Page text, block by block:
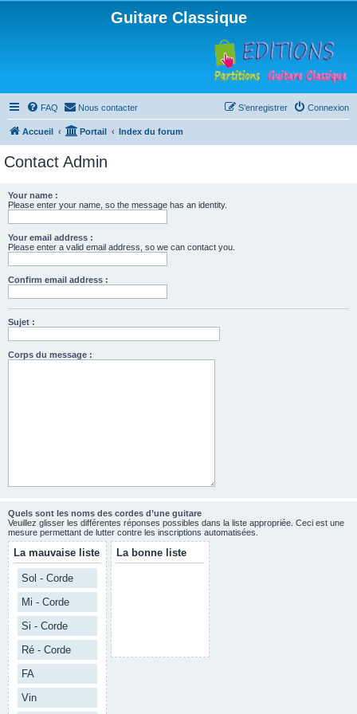
Guitare Classique
FAQ Nous contacter Connexion
S’enregistrer
Accueil Portail Index du forum
Contact Admin
Your name :
Please enter your name, so the message has an identity.
Your email address :
Please enter a valid email address, so we can contact you.
Confirm email address :
Sujet :
Corps du message :
Quels sont les noms des cordes d’une guitare
Veuillez glisser les différentes réponses possibles dans la liste appropriée. Ceci est une
mesure permettant de lutter contre les inscriptions automatisées.
La mauvaise liste
Sol - Corde
Mi - Corde
Si - Corde
Ré - Corde
FA
Vin
La bonne liste